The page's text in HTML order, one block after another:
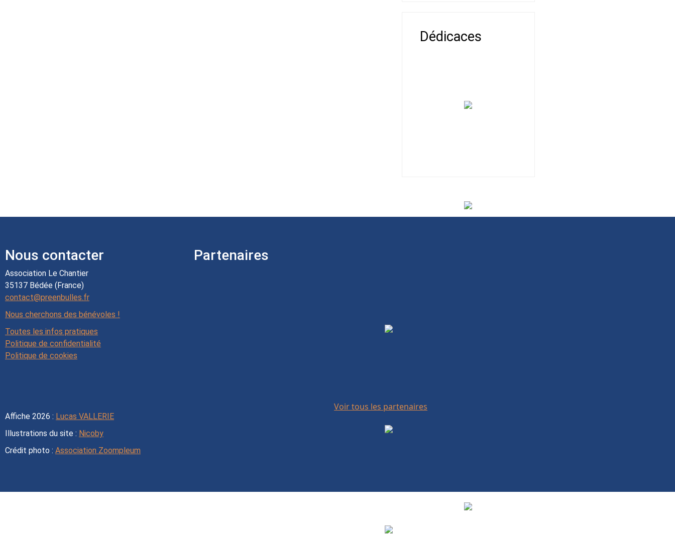
Dédicaces
Nous contacter
Association Le Chantier
35137 Bédée (France)
contact@preenbulles.fr
Nous cherchons des bénévoles !
Toutes les infos pratiques
Politique de confidentialité
Politique de cookies
Affiche 2026 : Lucas VALLERIE
Illustrations du site : Nicoby
Crédit photo : Association Zoompleum
Partenaires
Voir tous les partenaires